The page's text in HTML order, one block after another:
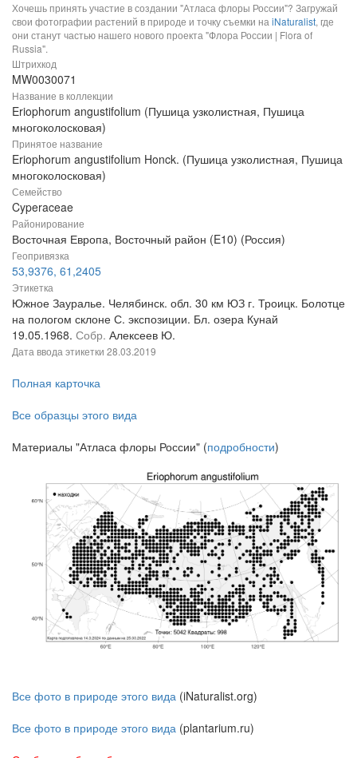
Хочешь принять участие в создании "Атласа флоры России"? Загружай
свои фотографии растений в природе и точку съемки наiNaturalist, где
они станут частью нашего нового проекта "Флора России | Flora of
Russia".
Штрихкод
MW0030071
Название в коллекции
Eriophorum angustifolium (Пушица узколистная, Пушица
многоколосковая)
Принятое название
Eriophorum angustifolium Honck. (Пушица узколистная, Пушица
многоколосковая)
Семейство
Cyperaceae
Районирование
Восточная Европа, Восточный район (E10) (Россия)
Геопривязка
53,9376, 61,2405
Этикетка
Южное Зауралье. Челябинск. обл. 30 км ЮЗ г. Троицк. Болотце
на пологом склоне С. экспозиции. Бл. озера Кунай
19.05.1968. Собр. Алексеев Ю.
Дата ввода этикетки 28.03.2019
Полная карточка
Все образцы этого вида
Материалы "Атласа флоры России" (подробности)
Все фото в природе этого вида (iNaturalist.org)
Все фото в природе этого вида (plantarium.ru)